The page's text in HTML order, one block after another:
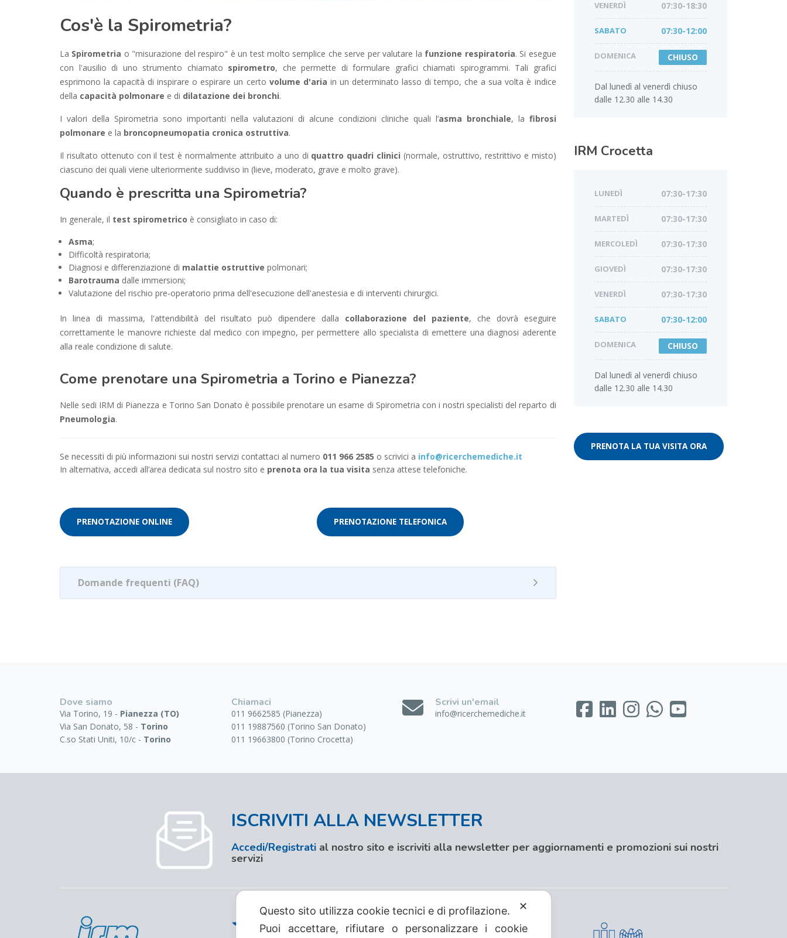
Cos'è la Spirometria?
La Spirometria o "misurazione del respiro" è un test molto semplice che serve per valutare la funzione respiratoria. Si esegue
con l'ausilio di uno strumento chiamato spirometro, che permette di formulare grafici chiamati spirogrammi. Tali grafici
esprimono la capacità di inspirare o espirare un certo volume d'aria in un determinato lasso di tempo, che a sua volta è indice
della capacità polmonare e di dilatazione dei bronchi.
I valori della Spirometria sono importanti nella valutazioni di alcune condizioni cliniche quali l’asma bronchiale, la fibrosi
polmonare e la broncopneumopatia cronica ostruttiva.
Il risultato ottenuto con il test è normalmente attribuito a uno di quattro quadri clinici (normale, ostruttivo, restrittivo e misto)
ciascuno dei quali viene ulteriormente suddiviso in (lieve, moderato, grave e molto grave).
Quando è prescritta una Spirometria?
In generale, il test spirometrico è consigliato in caso di:
Asma;
Difficoltà respiratoria;
Diagnosi e differenziazione di malattie ostruttive polmonari;
Barotrauma dalle immersioni;
Valutazione del rischio pre-operatorio prima dell'esecuzione dell'anestesia e di interventi chirurgici.
In linea di massima, l'attendibilità del risultato può dipendere dalla collaborazione del paziente, che dovrà eseguire
correttamente le manovre richieste dal medico con impegno, per permettere allo specialista di emettere una diagnosi aderente
alla reale condizione di salute.
Come prenotare una Spirometria a Torino e Pianezza?
Nelle sedi IRM di Pianezza e Torino San Donato è possibile prenotare un esame di Spirometria con i nostri specialisti del reparto di
Pneumologia.
Se necessiti di più informazioni sui nostri servizi contattaci al numero 011 966 2585 o scrivici a info@ricerchemediche.it
In alternativa, accedi all’area dedicata sul nostro sito e prenota ora la tua visita senza attese telefoniche.
PRENOTAZIONE ONLINE PRENOTAZIONE TELEFONICA
Domande frequenti (FAQ)
VENERDÌ 07:30-18:30
SABATO 07:30-12:00
DOMENICA CHIUSO
Dal lunedì al venerdì chiuso
dalle 12.30 alle 14.30
IRM Crocetta
LUNEDÌ 07:30-17:30
MARTEDÌ 07:30-17:30
MERCOLEDÌ 07:30-17:30
GIOVEDÌ 07:30-17:30
VENERDÌ 07:30-17:30
SABATO 07:30-12:00
DOMENICA CHIUSO
Dal lunedì al venerdì chiuso
dalle 12.30 alle 14.30
PRENOTA LA TUA VISITA ORA
Dove siamo
Via Torino, 19 - Pianezza (TO)
Via San Donato, 58 - Torino
C.so Stati Uniti, 10/c - Torino
Chiamaci
011 9662585 (Pianezza)
011 19887560 (Torino San Donato)
011 19663800 (Torino Crocetta)
Scrivi un'email
info@ricerchemediche.it
ISCRIVITI ALLA NEWSLETTER
Accedi/Registratial nostro sito e iscriviti alla newsletter per aggiornamenti e promozioni sui nostri
servizi
✕
Questo sito utilizza cookie tecnici e di profilazione.
Puoi accettare, rifiutare o personalizzare i cookie